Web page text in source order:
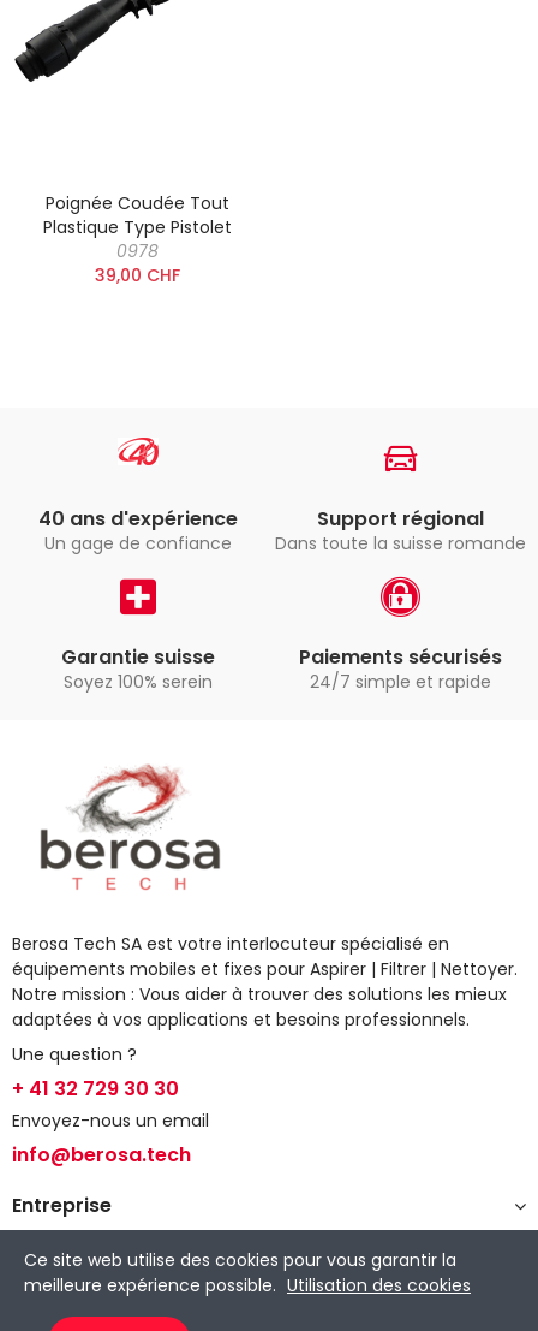
Poignée Coudée Tout
Plastique Type Pistolet
0978
39,00 CHF
40 ans d'expérience
Un gage de confiance
Support régional
Dans toute la suisse romande
Garantie suisse
Soyez 100% serein
Paiements sécurisés
24/7 simple et rapide
Berosa Tech SA est votre interlocuteur spécialisé en
équipements mobiles et fixes pour Aspirer | Filtrer | Nettoyer.
Notre mission : Vous aider à trouver des solutions les mieux
adaptées à vos applications et besoins professionnels.
Une question ?
+ 41 32 729 30 30
Envoyez-nous un email
info@berosa.tech
Entreprise
Espace client
Informations
Ce site web utilise des cookies pour vous garantir la
meilleure expérience possible. Utilisation des cookies